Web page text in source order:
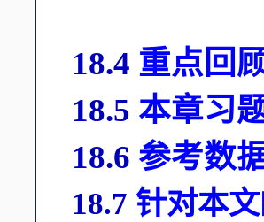
18.4 重点回
18.5 本章习
18.6 参考数
18.7 针对本文